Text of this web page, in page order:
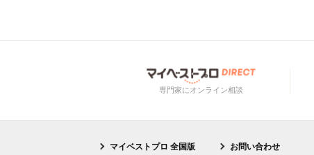
専門家にオンライン相談
マイベストプロ 全国版
お問い合わせ